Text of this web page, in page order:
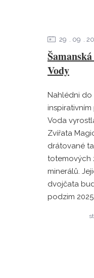
Vody
29 09
Nahlédni do
Voda
Zvířata
drátované
totemových
minerálů.
dvojčata
podzim 2025.